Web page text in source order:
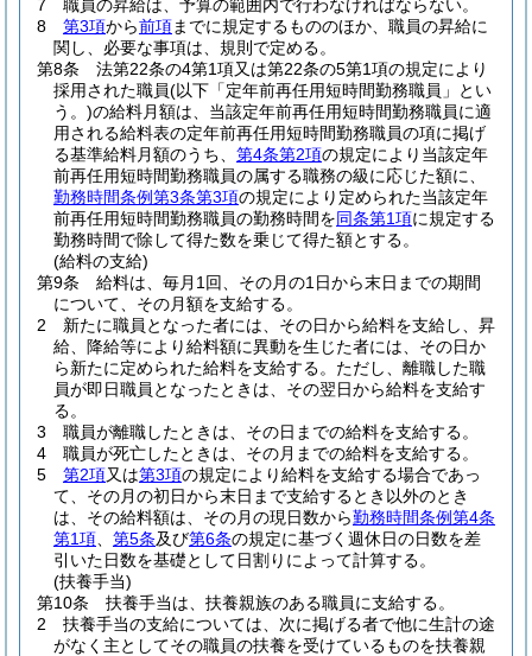
7
職員の昇給は、予算の範囲内で行わなければならない。
8
第3項から前項までに規定するもののほか、職員の昇給に
関し、必要な事項は、規則で定める。
第8条
法第22条の4第1項又は第22条の5第1項の規定により
採用された職員(以下「定年前再任用短時間勤務職員」とい
う。)の給料月額は、当該定年前再任用短時間勤務職員に適
用される給料表の定年前再任用短時間勤務職員の項に掲げ
る基準給料月額のうち、 第4条第2項の規定により当該定年
前再任用短時間勤務職員の属する職務の級に応じた額に、
勤務時間条例第3条第3項の規定により定められた当該定年
前再任用短時間勤務職員の勤務時間を同条第1項に規定する
勤務時間で除して得た数を乗じて得た額とする。
(給料の支給)
第9条
給料は、毎月1回、その月の1日から末日までの期間
について、その月額を支給する。
2
新たに職員となった者には、その日から給料を支給し、昇
給、降給等により給料額に異動を生じた者には、その日か
ら新たに定められた給料を支給する。 ただし、離職した職
員が即日職員となったときは、その翌日から給料を支給す
る。
3
職員が離職したときは、その日までの給料を支給する。
4
職員が死亡したときは、その月までの給料を支給する。
5
第2項又は第3項の規定により給料を支給する場合であっ
て、その月の初日から末日まで支給するとき以外のとき
は、その給料額は、その月の現日数から勤務時間条例第4条
第1項
第5条及び第6条の規定に基づく週休日の日数を差
引いた日数を基礎として日割りによって計算する。
(扶養手当)
第10条
扶養手当は、扶養親族のある職員に支給する。
2
扶養手当の支給については、次に掲げる者で他に生計の途
がなく主としてその職員の扶養を受けているものを扶養親